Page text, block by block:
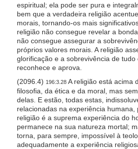
espiritual; ela pode ser pura e
bem que a verdadeira religião
morais, tornando-os mais
religião não consegue revelar a
não consegue assegurar a
próprios valores morais. A religião
glorificação e a sobrevivência de
reconhece e aprova.
(2096.4) 196:3.28A religião está acima
filosofia, da ética e da moral, mas
delas. E estão, todas estas,
relacionadas na experiência humana,
religião é a suprema experiência do
permanece na sua natureza mortal;
torna, para sempre, impossível à
adequadamente a experiência